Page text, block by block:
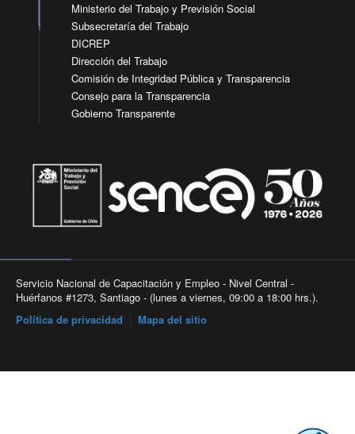
Ministerio del Trabajo y Previsión Social
Subsecretaría del Trabajo
DICREP
Dirección del Trabajo
Comisión de Integridad Pública y Transparencia
Consejo para la Transparencia
Gobierno Transparente
Servicio Nacional de Capacitación y Empleo - Nivel Central -
Huérfanos #1273, Santiago - (lunes a viernes, 09:00 a 18:00 hrs.).
Política de privacidad
Mapa del sitio